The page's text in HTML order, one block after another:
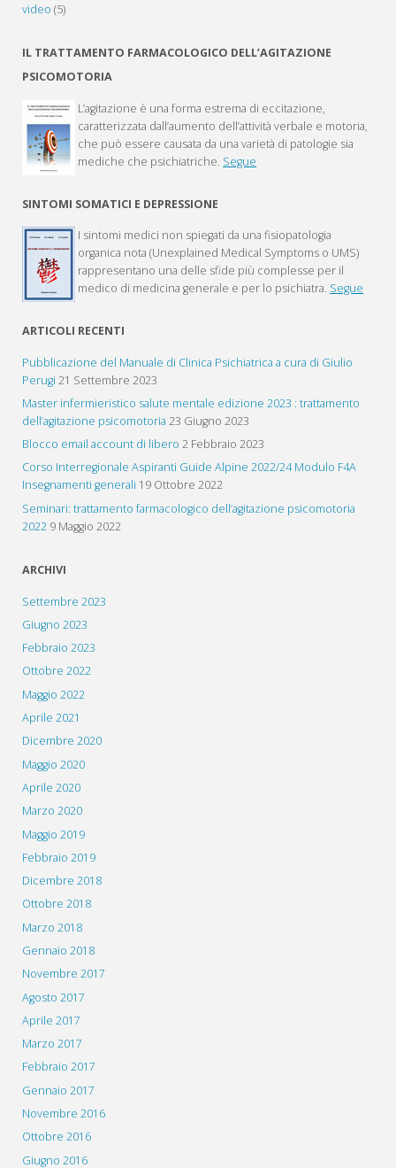
video (5)
IL TRATTAMENTO FARMACOLOGICO DELL’AGITAZIONE
PSICOMOTORIA
L’agitazione è una forma estrema di eccitazione,
caratterizzata dall’aumento dell’attività verbale e motoria,
che può essere causata da una varietà di patologie sia
mediche che psichiatriche. Segue
SINTOMI SOMATICI E DEPRESSIONE
I sintomi medici non spiegati da una fisiopatologia
organica nota (Unexplained Medical Symptoms o UMS)
rappresentano una delle sfide più complesse per il
medico di medicina generale e per lo psichiatra. Segue
ARTICOLI RECENTI
Pubblicazione del Manuale di Clinica Psichiatrica a cura di Giulio
Perugi 21 Settembre 2023
Master infermieristico salute mentale edizione 2023 : trattamento
dell’agitazione psicomotoria 23 Giugno 2023
Blocco email account di libero 2 Febbraio 2023
Corso Interregionale Aspiranti Guide Alpine 2022/24 Modulo F4A
Insegnamenti generali 19 Ottobre 2022
Seminari: trattamento farmacologico dell’agitazione psicomotoria
2022 9 Maggio 2022
ARCHIVI
Settembre 2023
Giugno 2023
Febbraio 2023
Ottobre 2022
Maggio 2022
Aprile 2021
Dicembre 2020
Maggio 2020
Aprile 2020
Marzo 2020
Maggio 2019
Febbraio 2019
Dicembre 2018
Ottobre 2018
Marzo 2018
Gennaio 2018
Novembre 2017
Agosto 2017
Aprile 2017
Marzo 2017
Febbraio 2017
Gennaio 2017
Novembre 2016
Ottobre 2016
Giugno 2016